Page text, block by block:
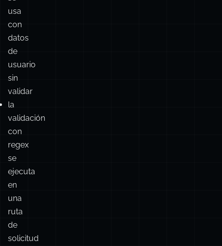
usa
con
datos
de
usuario
sin
validar
la
validación
con
regex
se
ejecuta
en
una
ruta
de
solicitud